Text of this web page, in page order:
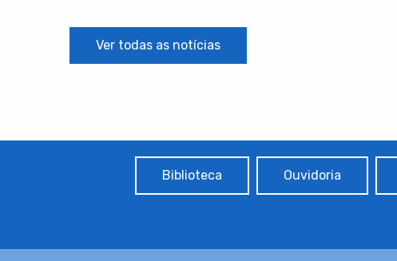
Ver todas as notícias
Biblioteca Ouvidoria